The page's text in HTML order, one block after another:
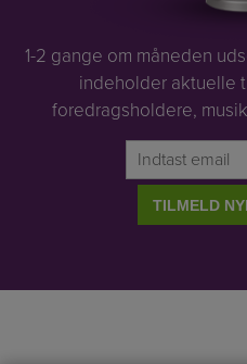
1-2 gange om måneden
indeholder aktuelle
foredragsholdere,